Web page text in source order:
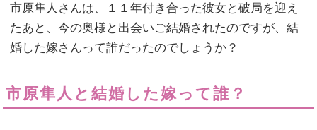
市原隼人さんは、１１年付き合った彼女と破局を迎え
たあと、今の奥様と出会いご結婚されたのですが、結
婚した嫁さんって誰だったのでしょうか？
市原隼人と結婚した嫁って誰？